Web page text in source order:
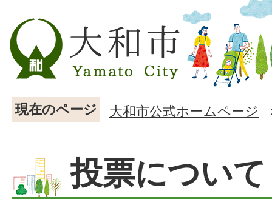
現在のページ 大和市公式ホームページ
投票について